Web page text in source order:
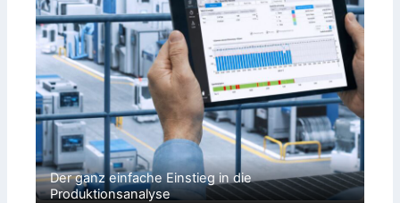
Der ganz einfache Einstieg in die
Produktionsanalyse